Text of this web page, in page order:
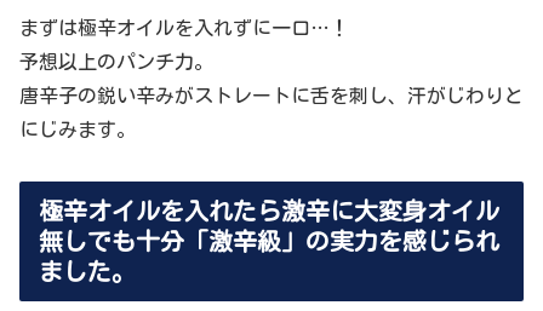
まずは極辛オイルを入れずに一口…！
予想以上のパンチ力。
唐辛子の鋭い辛みがストレートに舌を刺し、汗がじわりと
にじみます。
極辛オイルを入れたら激辛に大変身オイル
無しでも十分「激辛級」の実力を感じられ
ました。